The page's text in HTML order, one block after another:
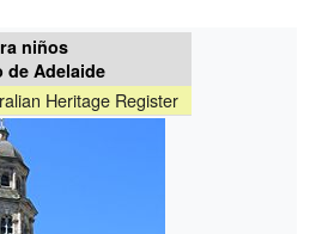
niños
de Adelaide
Heritage Register